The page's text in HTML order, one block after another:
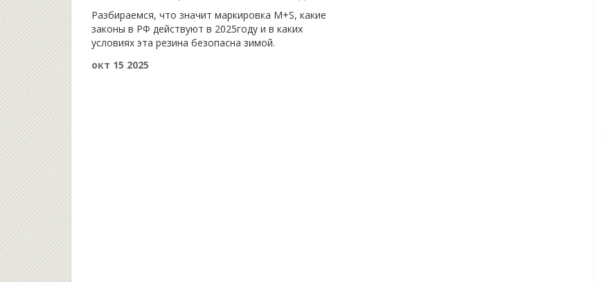
Разбираемся, что значит маркировка M+S, какие
законы в РФ действуют в 2025году и в каких
условиях эта резина безопасна зимой.
окт 15 2025